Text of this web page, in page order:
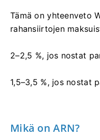
Tämä on yhteenveto
rahansiirtojen
2–2,5 %, jos nostat
1,5–3,5 %, jos nostat
Mikä on ARN?